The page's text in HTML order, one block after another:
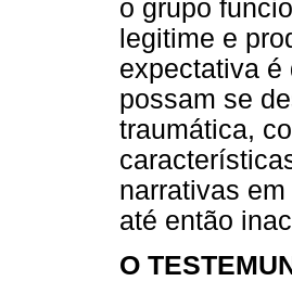
o grupo
legitime e
expectativa é
possam se
traumática,
narrativas
até então
O